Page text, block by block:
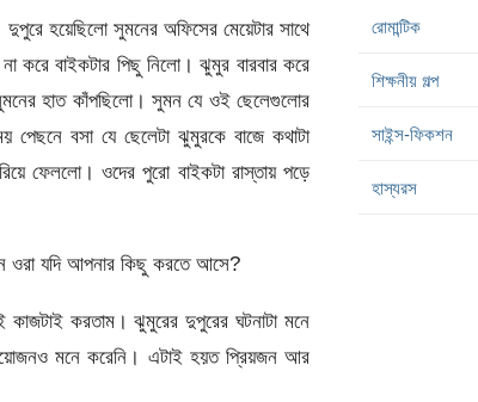
হয়েছিলো সুমনের অফিসের মেয়েটার সাথে
করে বাইকটার পিছু নিলো। ঝুমুর বারবার করে
সুমনের হাত কাঁপছিলো। সুমন যে ওই ছেলেগুলোর
বসা যে ছেলেটা ঝুমুরকে বাজে কথাটা
ফেললো। ওদের পুরো বাইকটা রাস্তায় পড়ে
ওরা যদি আপনার কিছু করতে আসে?
করতাম। ঝুমুরের দুপুরের ঘটনাটা মনে
মনে করেনি। এটাই হয়ত প্রিয়জন আর
রোমান্টিক
শিক্ষনীয় গল্প
সাইন্স-ফিকশন
হাস্যরস